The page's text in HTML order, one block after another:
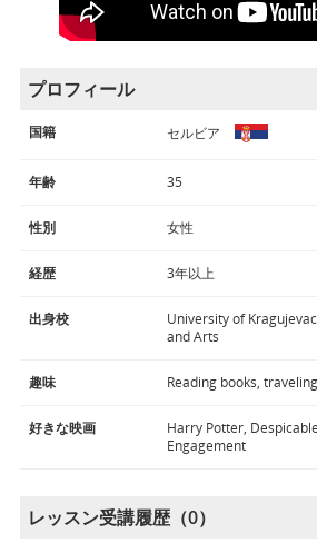
プロフィール
国籍 セルビア
年齢 35
性別 女性
経歴 3年以上
出身校
University of
and Arts
趣味 Reading books,
好きな映画
Harry Potter,
Engagement
レッスン受講履歴（0）